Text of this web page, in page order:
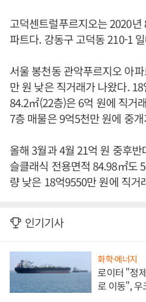
고덕센트럴푸르지오는 2020
파트다. 강동구 고덕동 210-1
서울 봉천동 관악푸르지오 아
만 원 낮은 직거래가 나왔다.
84.2㎡(22층)은 6억 원에 직거
7층 매물은 9억5천만 원에 중
올해 3월과 4월 21억 원 중후
슬클래식 전용면적 84.98㎡도
량 낮은 18억9550만 원에 직거
인기기사
화학·에너지
로이터 "정
로 이동", 우